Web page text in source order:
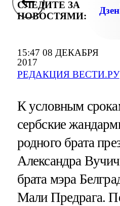
15:47 08 ДЕКАБРЯ
2017
РЕДАКЦИЯ ВЕСТИ.РУ
СЛЕДИТЕ ЗА
НОВОСТЯМИ:
Дзен
К условным
сербские
родного брата
Александра
брата мэра
Мали Предрага.